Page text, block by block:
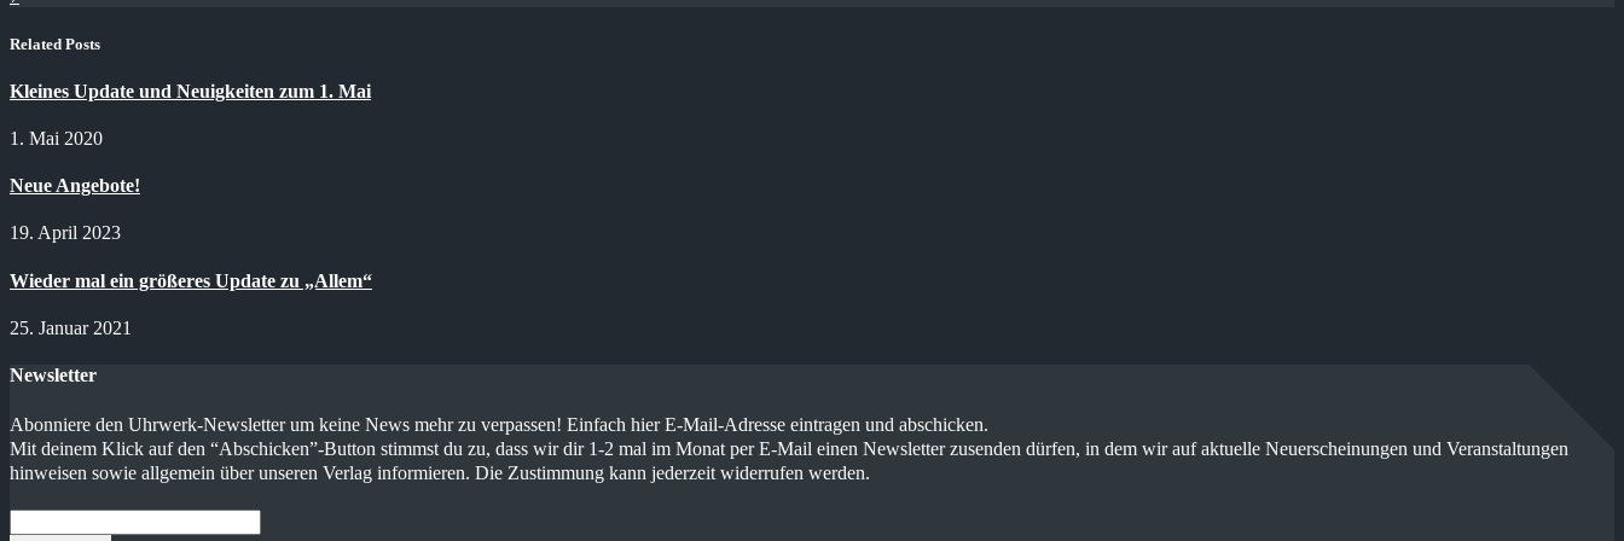
Related Posts
Kleines Update und Neuigkeiten zum 1. Mai
1. Mai 2020
Neue Angebote!
19. April 2023
Wieder mal ein größeres Update zu „Allem“
25. Januar 2021
Newsletter
Abonniere den Uhrwerk-Newsletter um keine News mehr zu verpassen! Einfach hier E-Mail-Adresse eintragen und abschicken.
Mit deinem Klick auf den “Abschicken”-Button stimmst du zu, dass wir dir 1-2 mal im Monat per E-Mail einen Newsletter zusenden dürfen, in dem wir auf aktuelle Neuerscheinungen und Veranstaltungen
hinweisen sowie allgemein über unseren Verlag informieren. Die Zustimmung kann jederzeit widerrufen werden.